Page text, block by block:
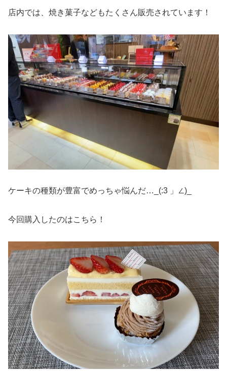
店内では、焼き菓子などもたくさん販売されています！
ケーキの種類が豊富でめっちゃ悩んだ…_(:3 」∠)_
今回購入したのはこちら！